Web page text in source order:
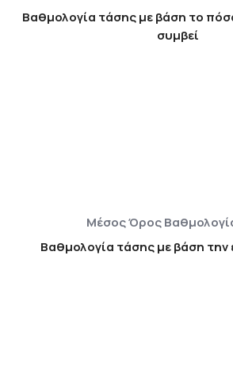
Βαθμολογία τάσης με βάση το
συμβεί
Μέσος Όρος
Βαθμολογία τάσης με βάση την